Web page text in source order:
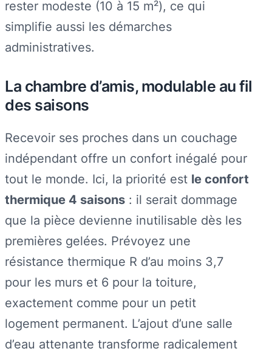
rester modeste (10 à 15 m²), ce qui
simplifie aussi les démarches
administratives.
La chambre d’amis, modulable au fil
des saisons
Recevoir ses proches dans un couchage
indépendant offre un confort inégalé pour
tout le monde. Ici, la priorité est le confort
thermique 4 saisons : il serait dommage
que la pièce devienne inutilisable dès les
premières gelées. Prévoyez une
résistance thermique R d’au moins 3,7
pour les murs et 6 pour la toiture,
exactement comme pour un petit
logement permanent. L’ajout d’une salle
d’eau attenante transforme radicalement